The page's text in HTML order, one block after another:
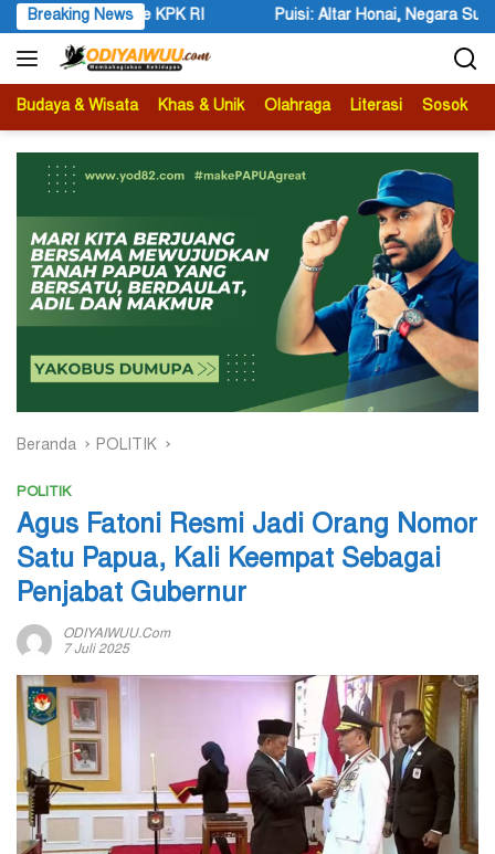
Langsung
ke
konten
Breaking NewsPuisi: Altar Honai, Negara Suci, dan Utusan Langit
Budaya & Wisata Khas & Unik Olahraga Literasi Sosok
Beranda POLITIK
POLITIK
Agus Fatoni Resmi Jadi Orang Nomor
Satu Papua, Kali Keempat Sebagai
Penjabat Gubernur
ODIYAIWUU.com
7 Juli 2025